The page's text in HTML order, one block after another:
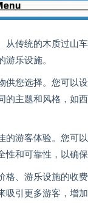
传统的木质过山
乐设施。
您选择。您可以
主题和风格，如
游客体验。您可
和可靠性，以确保
、游乐设施的收
引更多游客，增加